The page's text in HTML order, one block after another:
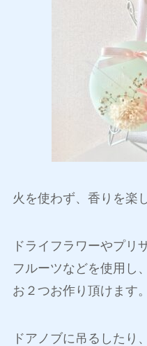
火を使わず、香りを楽
ドライフラワーやプリ
フルーツなどを使用し
お２つお作り頂けます。
ドアノブに吊るしたり